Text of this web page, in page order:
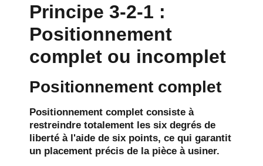
Principe 3-2-1 :
Positionnement
complet ou incomplet
Positionnement complet
Positionnement complet consiste à
restreindre totalement les six degrés de
liberté à l'aide de six points, ce qui garantit
un placement précis de la pièce à usiner.